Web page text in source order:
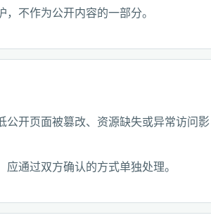
不作为公开内容的一部分。
公开页面被篡改、资源缺失或异常访问影
通过双方确认的方式单独处理。